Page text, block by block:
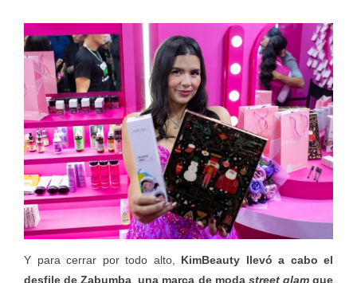
Y para cerrar por todo alto, KimBeauty llevó a cabo el
desfile de Zabumba ,una marca de moda street glamque